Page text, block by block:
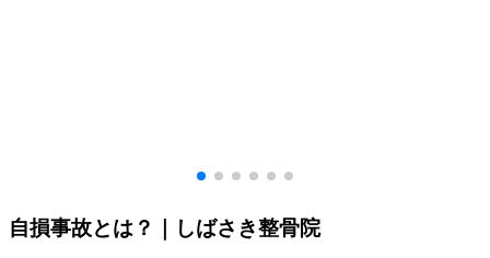
自損事故とは？｜しばさき整骨院